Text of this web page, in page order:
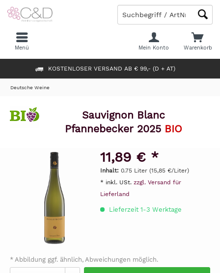
KOSTENLOSER VERSAND AB € 99,- (D + AT)
Warenkorb
Mein Konto
Menü
Deutsche Weine
Sauvignon Blanc
Pfannebecker 2025 BIO
11,89 € *
Inhalt: 0.75 Liter (15,85 €/Liter)
* inkl. USt. zzgl. Versand für
Lieferland
Lieferzeit 1-3 Werktage
* Abbildung ggf. ähnlich, Abweichungen möglich.